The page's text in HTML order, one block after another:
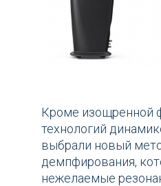
Кроме изощренной
технологий
выбрали новый
демпфирования,
нежелаемые